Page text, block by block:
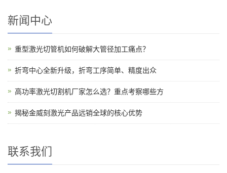
新闻中心
重型激光切管机如何破解大管径加工痛点？
折弯中心全新升级，折弯工序简单、精度出众
高功率激光切割机厂家怎么选？重点考察哪些方
揭秘金威刻激光产品远销全球的核心优势
联系我们